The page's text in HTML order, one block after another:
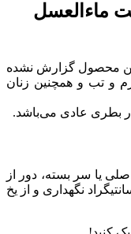
ماءالعسل
محصول گزارش نشده
و تب و همچنین زنان
بطری عادی می‌باشد.
یا سر بسته، دور از
دمای کمتر از 30 درجه سانتیگراد نگهداری و از یخ